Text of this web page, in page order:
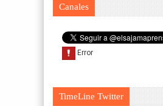
Canales
TimeLine Twitter